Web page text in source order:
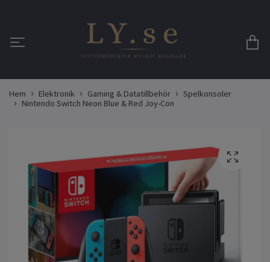
Hem Elektronik Gaming & Datatillbehör
Spelkonsoler
Nintendo Switch Neon Blue & Red Joy-Con